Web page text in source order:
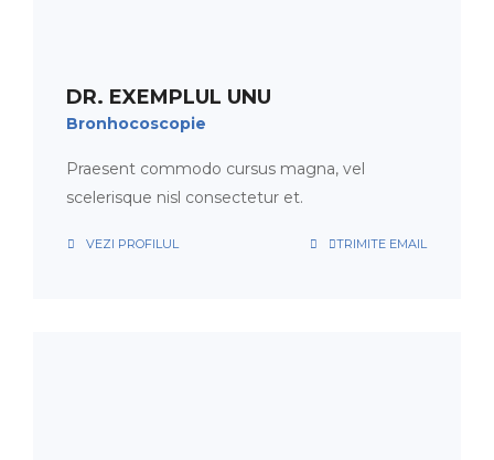
DR. EXEMPLUL UNU
Bronhocoscopie
Praesent commodo cursus magna, vel
scelerisque nisl consectetur et.
VEZI PROFILUL TRIMITE EMAIL